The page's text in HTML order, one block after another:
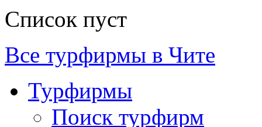
Список пуст
Все турфирмы в Чите
Турфирмы
Поиск турфирм